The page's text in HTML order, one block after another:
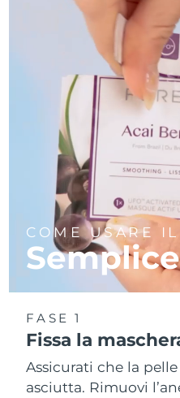
COME USARE
FASE 1
Fissa la
Assicurati che la
asciutta. Rimuovi